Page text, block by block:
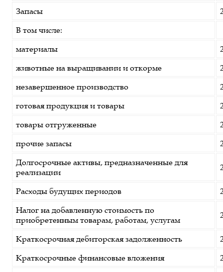
Запасы
В том числе:
материалы
животные на выращивании и откорме
незавершенное производство
готовая продукция и товары
товары отгруженные
прочие запасы
Долгосрочные активы, предназначенные для
реализации
Расходы будущих периодов
Налог на добавленную стоимость по
приобретенным товарам, работам, услугам
Краткосрочная дебиторская задолженность
Краткосрочные финансовые вложения